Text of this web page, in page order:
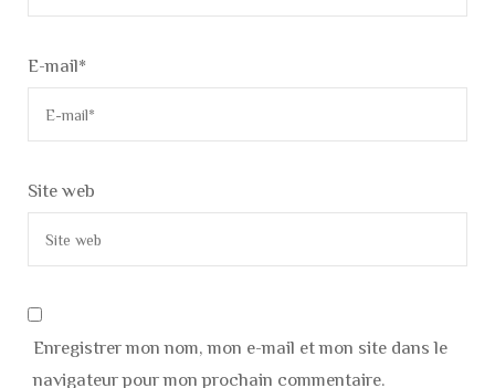
E-mail*
Site web
Enregistrer mon nom, mon e-mail et mon site dans le
navigateur pour mon prochain commentaire.